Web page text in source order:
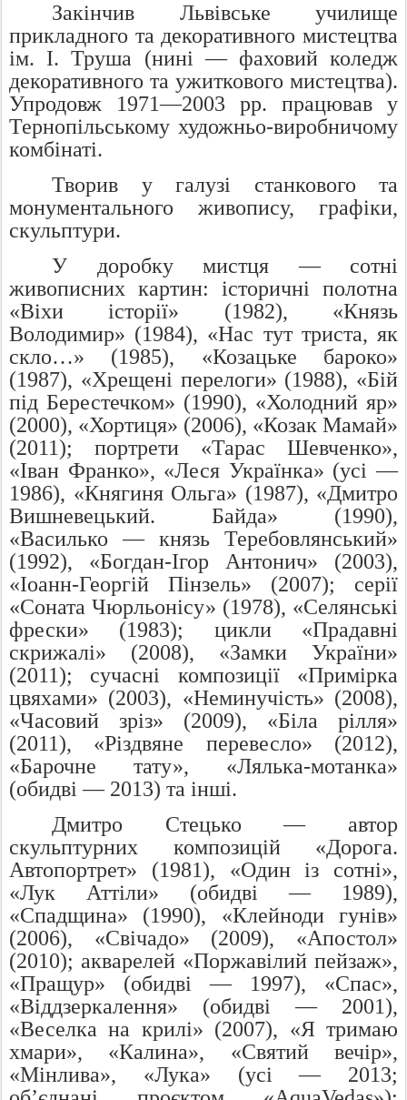
Закінчив Львівське училище
прикладного та декоративного мистецтва
ім. І. Труша (нині — фаховий коледж
декоративного та ужиткового мистецтва).
Упродовж 1971—2003 рр. працював у
Тернопільському художньо-виробничому
комбінаті.
Творив у галузі станкового та
монументального живопису, графіки,
скульптури.
У доробку мистця — сотні
живописних картин: історичні полотна
«Віхи історії» (1982), «Князь
Володимир» (1984), «Нас тут триста, як
скло…» (1985), «Козацьке бароко»
(1987), «Хрещені перелоги» (1988), «Бій
під Берестечком» (1990), «Холодний яр»
(2000), «Хортиця» (2006), «Козак Мамай»
(2011); портрети «Тарас Шевченко»,
«Іван Франко», «Леся Українка» (усі —
1986), «Княгиня Ольга» (1987), «Дмитро
Вишневецький. Байда» (1990),
«Василько — князь Теребовлянський»
(1992), «Богдан-Ігор Антонич» (2003),
«Іоанн-Георгій Пінзель» (2007); серії
«Соната Чюрльонісу» (1978), «Селянські
фрески» (1983); цикли «Прадавні
скрижалі» (2008), «Замки України»
(2011); сучасні композиції «Примірка
цвяхами» (2003), «Неминучість» (2008),
«Часовий зріз» (2009), «Біла рілля»
(2011), «Різдвяне перевесло» (2012),
«Барочне тату», «Лялька-мотанка»
(обидві — 2013) та інші.
Дмитро Стецько — автор
скульптурних композицій «Дорога.
Автопортрет» (1981), «Один із сотні»,
«Лук Аттіли» (обидві — 1989),
«Спадщина» (1990), «Клейноди гунів»
(2006), «Свічадо» (2009), «Апостол»
(2010); акварелей «Поржавілий пейзаж»,
«Пращур» (обидві — 1997), «Спас»,
«Віддзеркалення» (обидві — 2001),
«Веселка на крилі» (2007), «Я тримаю
хмари», «Калина», «Святий вечір»,
«Мінлива», «Лука» (усі — 2013;